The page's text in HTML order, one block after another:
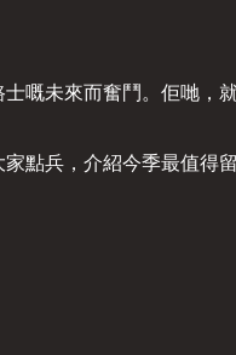
嘅未來而奮鬥。佢哋，
點兵，介紹今季最值得